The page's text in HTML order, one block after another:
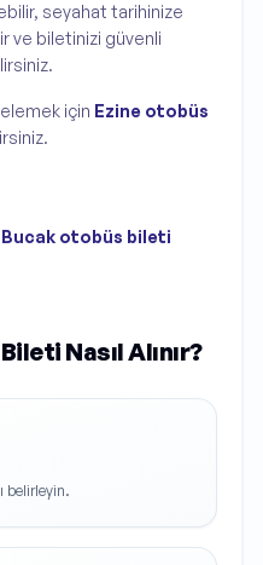
seyahat tarihinize
ve biletinizi güvenli
için Ezine otobüs
Bucak otobüs bileti
Nasıl Alınır?
belirleyin.